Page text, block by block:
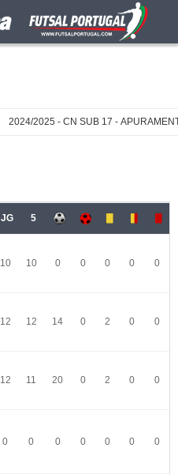
2024/2025 - CN SUB 17 -
JG 5
10 10 0 0 0 0 0
12 12 14 0 2 0 0
12 11 20 0 2 0 0
0 0 0 0 0 0 0